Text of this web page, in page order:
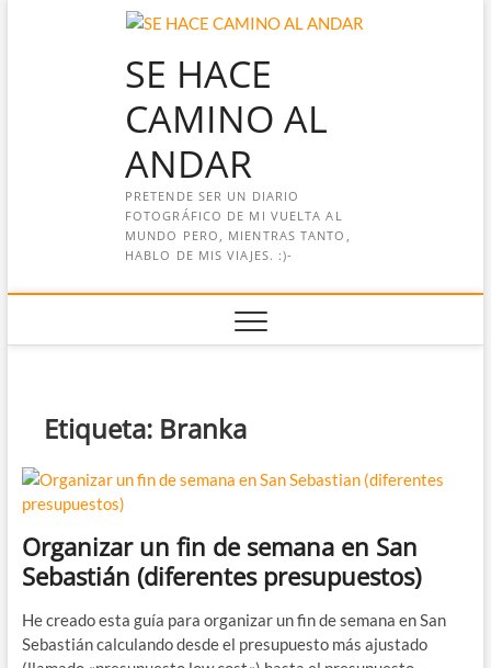
SE HACE
CAMINO AL
ANDAR
PRETENDE SER UN DIARIO
FOTOGRÁFICO DE MI VUELTA AL
MUNDO PERO, MIENTRAS TANTO,
HABLO DE MIS VIAJES. :)-
Etiqueta: Branka
Organizar un fin de semana en San
Sebastián (diferentes presupuestos)
He creado esta guía para organizar un fin de semana en San
Sebastián calculando desde el presupuesto más ajustado